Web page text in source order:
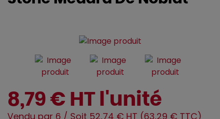
8,79 € HT l'unité
Vendu par 6 / Soit 52,74 € HT (63,29 € TTC)